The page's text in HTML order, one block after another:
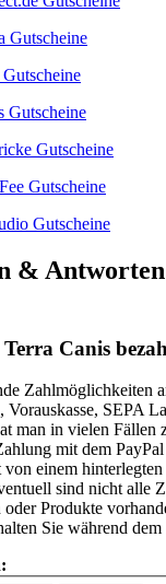
&
Canis
Zahlmöglichkeiten
SEPA
man in vielen Fällen
mit dem
einem
sind nicht alle
Produkte
Sie während